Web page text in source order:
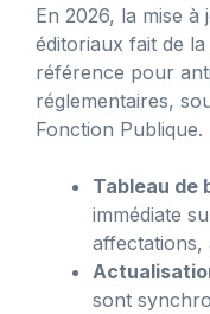
En 2026, la mise
éditoriaux fait de
référence pour
réglementaires,
Fonction Publique.
Tableau de
immédiate
affectations,
sont